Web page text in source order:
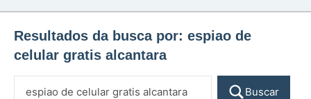
Resultados da busca por: espiao de
celular gratis alcantara
Buscar